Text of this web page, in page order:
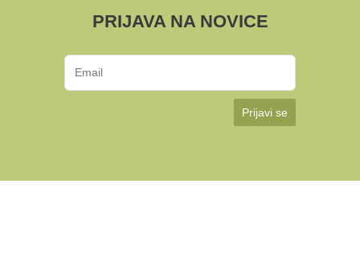
PRIJAVA NA NOVICE
Prijavi se